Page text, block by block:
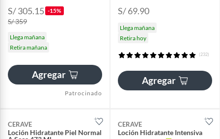
S/ 305.15 -15%
S/ 359
Llega mañana
Retira mañana
Agregar
Patrocinado
S/ 69.90
Llega mañana
Retira hoy
(232)
Agregar
CERAVE
Loción Hidratante Piel Normal
CERAVE
Loción Hidratante Intensiva